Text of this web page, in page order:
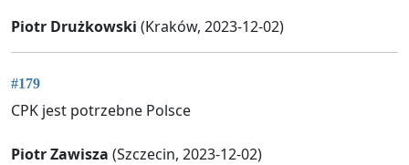
Piotr Drużkowski (Kraków, 2023-12-02)
#179
CPK jest potrzebne Polsce
Piotr Zawisza (Szczecin, 2023-12-02)